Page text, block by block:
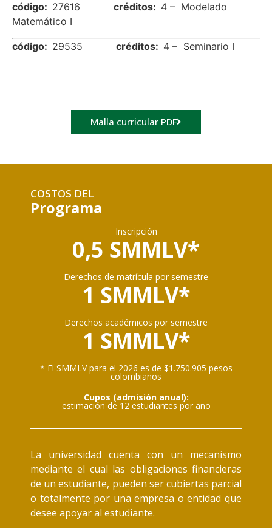
código: 27616 créditos: 4 – Modelado
Matemático I
código: 29535 créditos: 4 – Seminario I
Malla curricular PDF
COSTOS DEL
Programa
Inscripción
0,5 SMMLV*
Derechos de matrícula por semestre
1 SMMLV*
Derechos académicos por semestre
1 SMMLV*
* El SMMLV para el 2026 es de $1.750.905 pesos
colombianos
Cupos (admisión anual):
estimación de 12 estudiantes por año
La universidad cuenta con un mecanismo
mediante el cual las obligaciones financieras
de un estudiante, pueden ser cubiertas parcial
o totalmente por una empresa o entidad que
desee apoyar al estudiante.